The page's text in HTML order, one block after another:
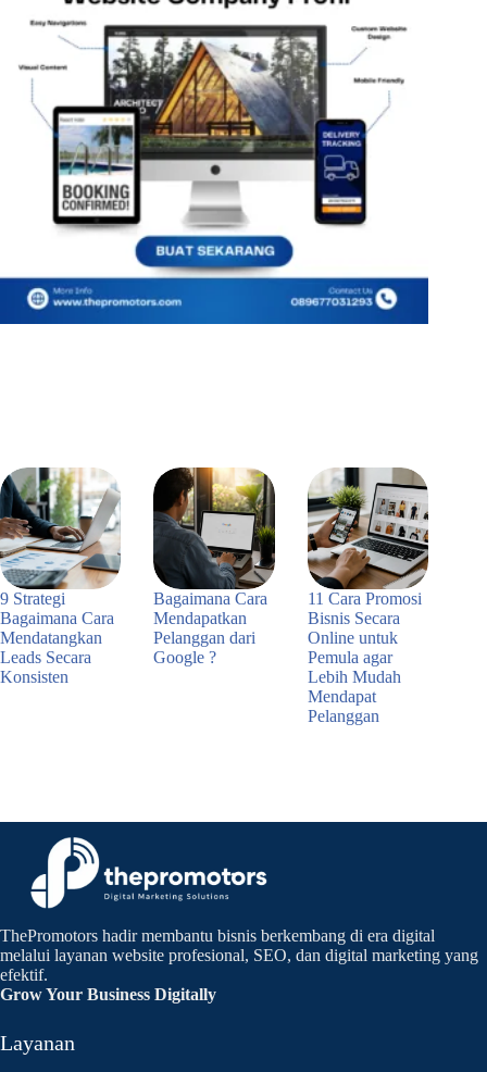
9 Strategi
Bagaimana Cara
Mendatangkan
Leads Secara
Konsisten
Bagaimana Cara
Mendapatkan
Pelanggan dari
Google ?
11 Cara Promosi
Bisnis Secara
Online untuk
Pemula agar
Lebih Mudah
Mendapat
Pelanggan
ThePromotors hadir membantu bisnis berkembang di era digital
melalui layanan website profesional, SEO, dan digital marketing yang
efektif.
Grow Your Business Digitally
Layanan